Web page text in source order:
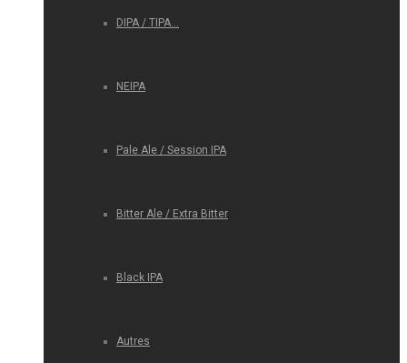
DIPA / TIPA…
NEIPA
Pale Ale / Session IPA
Bitter Ale / Extra Bitter
Black IPA
Autres